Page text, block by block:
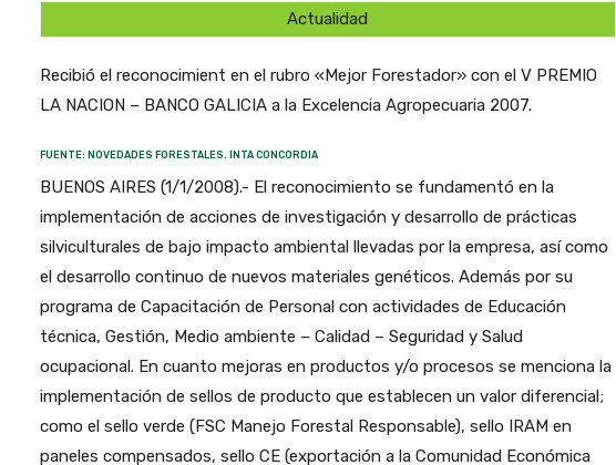
Actualidad
Recibió el reconocimient en el rubro «Mejor Forestador» con el V PREMIO
LA NACION – BANCO GALICIA a la Excelencia Agropecuaria 2007.
FUENTE: NOVEDADES FORESTALES. INTA CONCORDIA
BUENOS AIRES (1/1/2008).- El reconocimiento se fundamentó en la
implementación de acciones de investigación y desarrollo de prácticas
silviculturales de bajo impacto ambiental llevadas por la empresa, así como
el desarrollo continuo de nuevos materiales genéticos. Además por su
programa de Capacitación de Personal con actividades de Educación
técnica, Gestión, Medio ambiente – Calidad – Seguridad y Salud
ocupacional. En cuanto mejoras en productos y/o procesos se menciona la
implementación de sellos de producto que establecen un valor diferencial;
como el sello verde (FSC Manejo Forestal Responsable), sello IRAM en
paneles compensados, sello CE (exportación a la Comunidad Económica